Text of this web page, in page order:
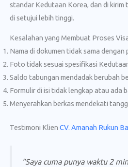
standar Kedutaan Korea, dan di
di setujui lebih tinggi.
Kesalahan yang Membuat Proses
Nama di dokumen tidak sama dengan
Foto tidak sesuai spesifikasi
Saldo tabungan mendadak berubah
Formulir di isi tidak lengkap atau ada
Menyerahkan berkas mendekati
Testimoni Klien CV. Amanah Rukun
“Saya cuma punya waktu 2